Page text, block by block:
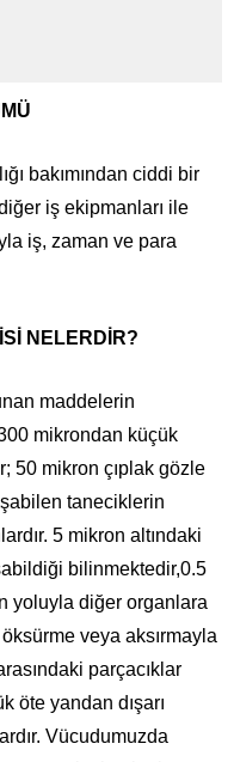
bakımından ciddi bir
iş ekipmanları ile
iş, zaman ve para
NELERDİR?
maddelerin
mikrondan küçük
50 mikron çıplak gözle
taneciklerin
5 mikron altındaki
bilinmektedir,0.5
yoluyla diğer organlara
veya aksırmayla
parçacıklar
öte yandan dışarı
Vücudumuzda